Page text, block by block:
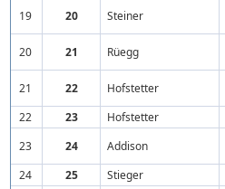
19
20 Steiner
20 21 Rüegg
21 22 Hofstetter
22
23 Hofstetter
23
24 Addison
24
25 Stieger